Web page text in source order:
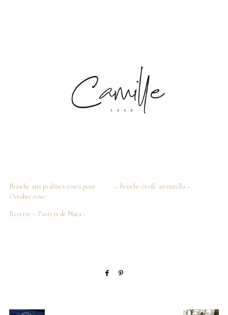
Brioche aux pralines roses pour
Octobre rose
– Brioche étoilé au nutella –
Recette – Pasteis de Nata –